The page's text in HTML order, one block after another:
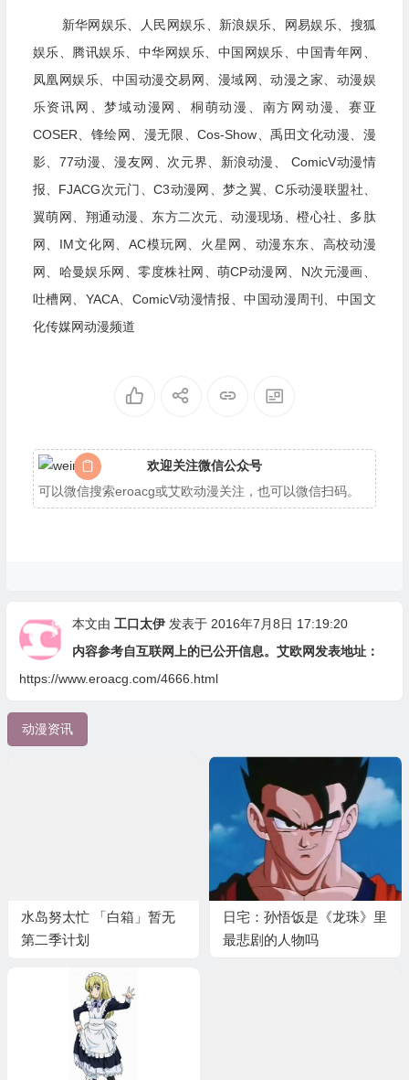
新华网娱乐、人民网娱乐、新浪娱乐、网易娱乐、搜狐
娱乐、腾讯娱乐、中华网娱乐、中国网娱乐、中国青年网、
凤凰网娱乐、中国动漫交易网、漫域网、动漫之家、动漫娱
乐资讯网、梦域动漫网、桐萌动漫、南方网动漫、赛亚
COSER、锋绘网、漫无限、Cos-Show、禹田文化动漫、漫
影、77动漫、漫友网、次元界、新浪动漫、 ComicV动漫情
报、FJACG次元门、C3动漫网、梦之翼、C乐动漫联盟社、
翼萌网、翔通动漫、东方二次元、动漫现场、橙心社、多肽
网、IM文化网、AC模玩网、火星网、动漫东东、高校动漫
网、哈曼娱乐网、零度株社网、萌CP动漫网、N次元漫画、
吐槽网、YACA、ComicV动漫情报、中国动漫周刊、中国文
化传媒网动漫频道
欢迎关注微信公众号
可以微信搜索eroacg或艾欧动漫关注，也可以微信扫码。
本文由 工口太伊发表于 2016年7月8日 17:19:20
内容参考自互联网上的已公开信息。艾欧网发表地址：
https://www.eroacg.com/4666.html
动漫资讯
水岛努太忙 「白箱」暂无
第二季计划
日宅：孙悟饭是《龙珠》里
最悲剧的人物吗